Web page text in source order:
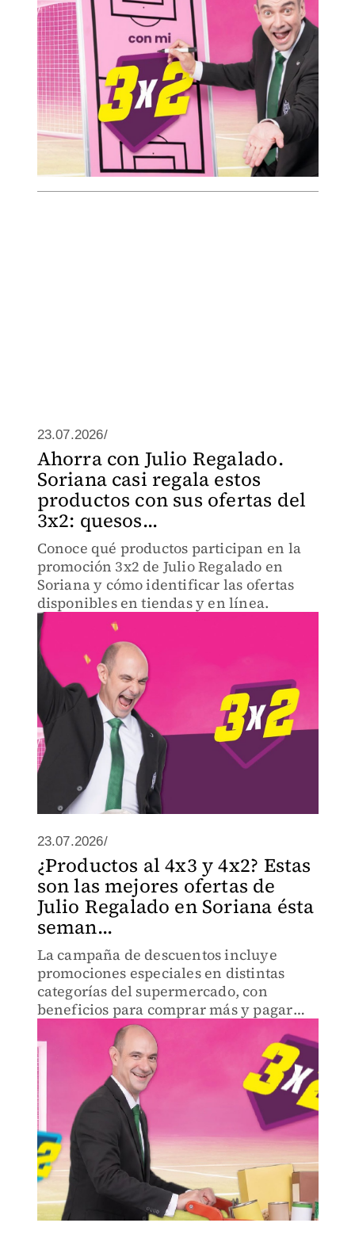
23.07.2026/
Ahorra con Julio Regalado.
Soriana casi regala estos
productos con sus ofertas del
3x2: quesos...
Conoce qué productos participan en la
promoción 3x2 de Julio Regalado en
Soriana y cómo identificar las ofertas
disponibles en tiendas y en línea.
23.07.2026/
¿Productos al 4x3 y 4x2? Estas
son las mejores ofertas de
Julio Regalado en Soriana ésta
seman...
La campaña de descuentos incluye
promociones especiales en distintas
categorías del supermercado, con
beneficios para comprar más y pagar